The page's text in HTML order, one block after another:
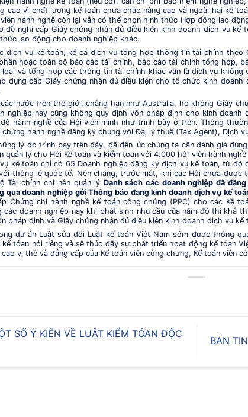
cao vì chất lượng kế toán chưa chắc nâng cao và ngoài hai kế
hành nghề còn lại vẫn có thể chọn hình thức Hợp đồng lao
đề nghị cấp Giấy chứng nhận đủ điều kiện kinh doanh dịch vụ
lao động cho doanh nghiệp khác.
dịch vụ kế toán, kể cả dịch vụ tổng hợp thông tin tài chính theo
hoặc toàn bộ báo cáo tài chính, báo cáo tài chính tổng hợp,
loại và tổng hợp các thông tin tài chính khác vẫn là dịch vụ không
dụng cấp Giấy chứng nhận đủ điều kiện cho tổ chức kinh
nước trên thế giới, chẳng hạn như Australia, họ không Giấy
nghiệp này cũng không quy định vốn pháp định cho kinh
hành nghề của Hội viên mình như trình bày ở trên. Thông
chứng hành nghề đăng ký chung với Đại lý thuế (Tax Agent), Dịch
lý do trình bày trên đây, đã đến lúc chúng ta cần đánh giá
quản lý cho Hội Kế toán và kiểm toán với 4.000 hội viên hành
kế toán chỉ có 65 Doanh nghiệp đăng ký dịch vụ kế toán, từ đó
thông lệ quốc tế. Nên chăng, trước mắt, khi các Hội chưa được
Tài chính chỉ nên quản lý Danh sách các doanh nghiệp đã
qua doanh nghiệp gởi Thông báo đang kinh doanh dịch vụ kế
Chứng chỉ hành nghề kế toán công chứng (PPC) cho các Kế
các doanh nghiệp này khi phát sinh nhu cầu của năm đó thì khả
pháp định và Giấy chứng nhận đủ điều kiện kinh doanh dịch vụ
dự án Luật sửa đổi Luật kế toán Việt Nam sớm được thông
kế tóan nói riêng và sẽ thúc đẩy sự phát triển họat động kế tóan
cao vị thế và đẳng cấp của Kế toán viên công chứng, Kế toán viên
SỐ Ý KIẾN VỀ LUẬT KIỂM TÓAN ĐỘC
BẢN